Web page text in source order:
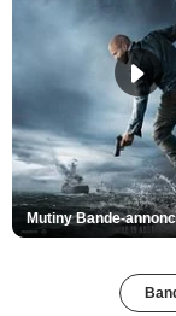
Mutiny Bande-